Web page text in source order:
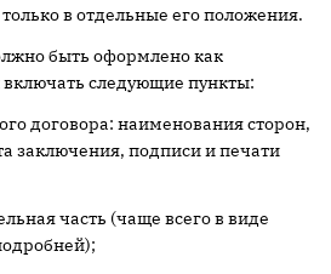
в отдельные его положения.
быть оформлено как
следующие пункты:
договора: наименования сторон,
заключения, подписи и печати
часть (чаще всего в виде